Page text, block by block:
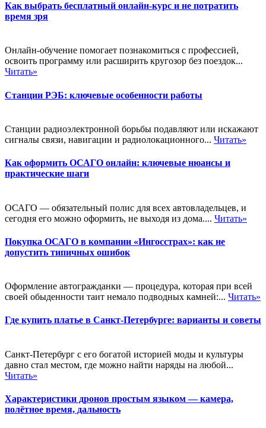
Как выбрать бесплатный онлайн-курс и не потратить
время зря
Онлайн-обучение помогает познакомиться с профессией,
освоить программу или расширить кругозор без поездок...
Читать»
Станции РЭБ: ключевые особенности работы
Станции радиоэлектронной борьбы подавляют или искажают
сигналы связи, навигации и радиолокационного... Читать»
Как оформить ОСАГО онлайн: ключевые нюансы и
практические шаги
ОСАГО — обязательный полис для всех автовладельцев, и
сегодня его можно оформить, не выходя из дома.... Читать»
Покупка ОСАГО в компании «Ингосстрах»: как не
допустить типичных ошибок
Оформление автогражданки — процедура, которая при всей
своей обыденности таит немало подводных камней:... Читать»
Где купить платье в Санкт-Петербурге: варианты и советы
Санкт-Петербург с его богатой историей моды и культуры
давно стал местом, где можно найти наряды на любой...
Читать»
Характеристики дронов простым языком — камера,
полётное время, дальность